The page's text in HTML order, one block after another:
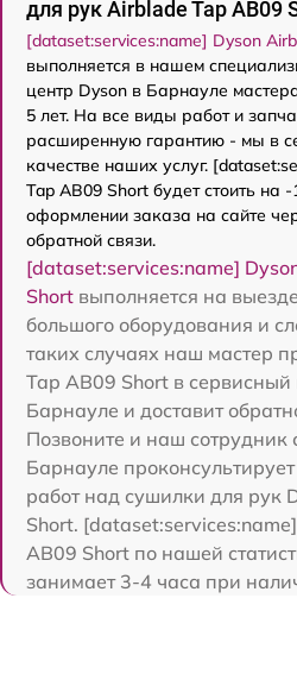
для рук Airblade Tap AB09
[dataset:services:name] Dyson
выполняется в нашем
центр Dyson в Барнауле
5 лет. На все виды работ и
расширенную гарантию - мы в
качестве наших услуг.
Tap AB09 Short будет стоить на
оформлении заказа на сайте
обратной связи.
[dataset:services:name]
Short выполняется на
большого оборудования и
таких случаях наш мастер
Tap AB09 Short в сервисный
Барнауле и доставит
Позвоните и наш сотрудник
Барнауле проконсультирует
работ над сушилки для рук
Short.
AB09 Short по нашей
занимает 3-4 часа при